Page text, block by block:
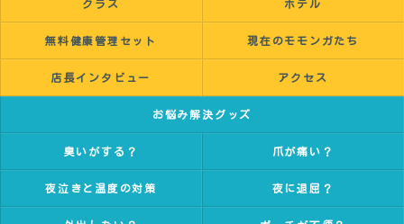
クラス ホテル
無料健康管理セット 現在のモモンガたち
店長インタビュー アクセス
お悩み解決グッズ
臭いがする？ 爪が痛い？
夜泣きと温度の対策 夜に退屈？